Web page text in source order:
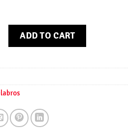
ángeles tallados quantity
ADD TO CART